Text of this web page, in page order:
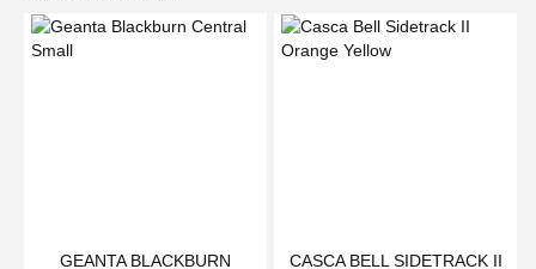
GEANTA BLACKBURN
CASCA BELL SIDETRACK II